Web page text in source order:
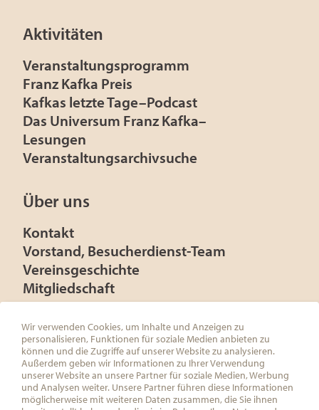
Aktivitäten
Veranstaltungsprogramm
Franz Kafka Preis
Kafkas letzte Tage–Podcast
Das Universum Franz Kafka–
Lesungen
Veranstaltungsarchivsuche
Über uns
Kontakt
Vorstand, Besucherdienst-Team
Vereinsgeschichte
Mitgliedschaft
Presse
Förderer
ÖSTERREICHISCHE FRANZ KAFKA
Wir verwenden Cookies, um Inhalte und Anzeigen zu
personalisieren, Funktionen für soziale Medien anbieten zu
können und die Zugriffe auf unserer Website zu analysieren.
Außerdem geben wir Informationen zu Ihrer Verwendung
unserer Website an unsere Partner für soziale Medien, Werbung
und Analysen weiter. Unsere Partner führen diese Informationen
möglicherweise mit weiteren Daten zusammen, die Sie ihnen